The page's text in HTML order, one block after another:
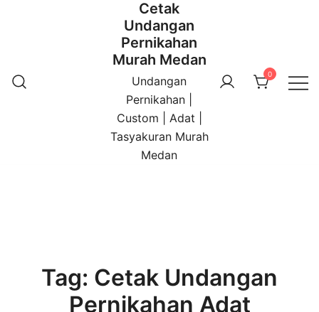
Cetak
Undangan
Pernikahan
Murah Medan
Undangan
Pernikahan |
Custom | Adat |
Tasyakuran Murah
Medan
0
Tag: Cetak Undangan
Pernikahan Adat